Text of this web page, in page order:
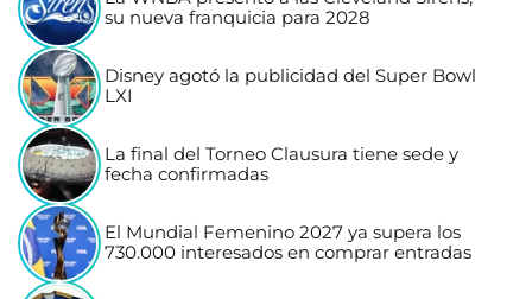
su nueva franquicia para 2028
Disney agotó la publicidad del Super Bowl
LXI
La final del Torneo Clausura tiene sede y
fecha confirmadas
El Mundial Femenino 2027 ya supera los
730.000 interesados en comprar entradas